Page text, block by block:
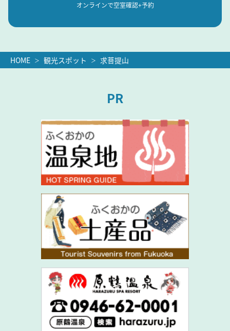
オンラインで空室確認+予約
HOME 観光スポット 求菩提山
PR